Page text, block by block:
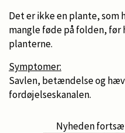
Det er ikke en plante, som
mangle føde på folden, før
planterne.
Symptomer:
Savlen, betændelse og
fordøjelseskanalen.
Nyheden